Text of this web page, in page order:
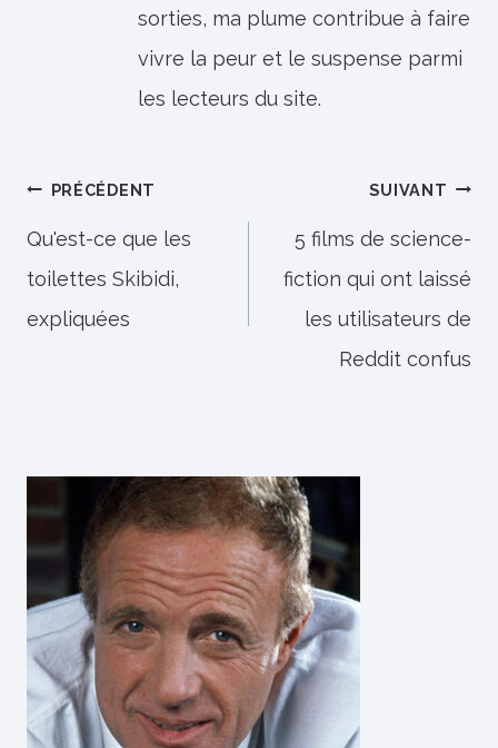
sorties, ma plume contribue à faire
vivre la peur et le suspense parmi
les lecteurs du site.
Navigation
de
l’article
PRÉCÉDENT
Qu'est-ce que les
toilettes Skibidi,
expliquées
SUIVANT
5 films de science-
fiction qui ont laissé
les utilisateurs de
Reddit confus